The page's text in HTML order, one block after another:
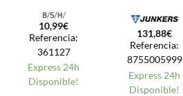
10,99€
Referencia:
361127
Express 24h
Disponible!
131,88€
Referencia:
8755005999
Express 24h
Disponible!